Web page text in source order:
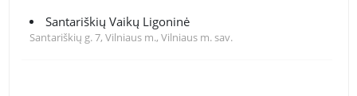
Santariškių Vaikų Ligoninė
Santariškių g. 7, Vilniaus m., Vilniaus m. sav.